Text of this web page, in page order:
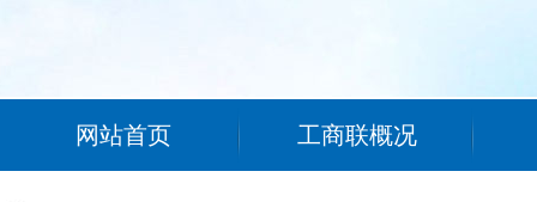
网站首页 工商联概况